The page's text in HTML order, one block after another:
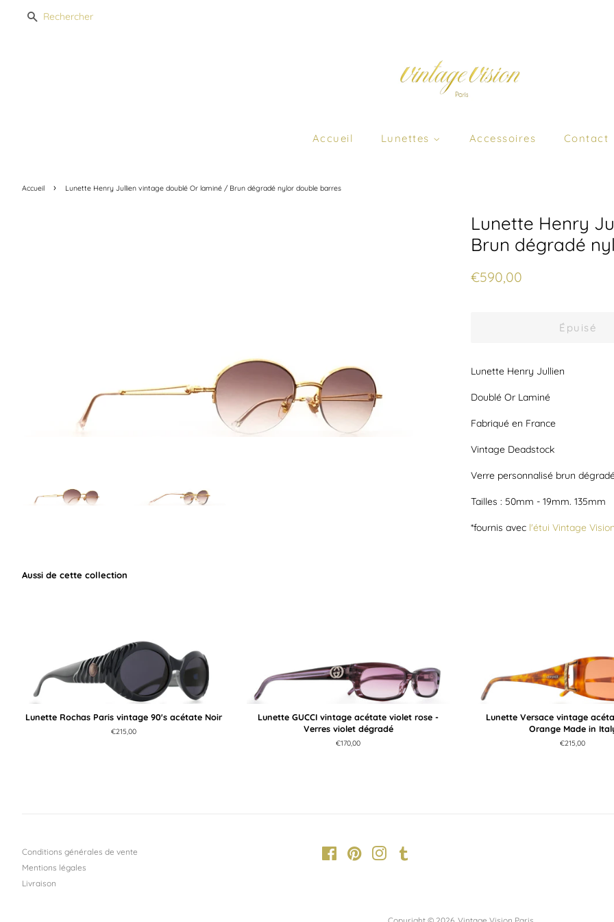
Recherche
Accueil Lunettes Accessoires Contact
Accueil › Lunette Henry Jullien vintage doublé Or laminé / Brun dégradé nylor double barres
Lunette Henry
Brun dégradé
Prix
€590,00
Épuisé
Lunette Henry Jullien
Doublé Or Laminé
Fabriqué en France
Vintage Deadstock
Verre personnalisé brun
Tailles : 50mm - 19mm. 135mm
*fournis avec l'étui Vintage
Aussi de cette collection
Lunette Rochas Paris vintage 90's acétate Noir
Prix
€215,00
Lunette GUCCI vintage acétate violet rose -
Verres violet dégradé
Prix
€170,00
Lunette Versace vintage
Orange Made in
Prix
€215,00
Conditions générales de vente
Mentions légales
Livraison
FacebookPinterestInstagram